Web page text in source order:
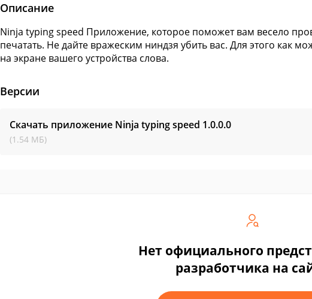
Описание
Ninja typing speed Приложение, которое поможет вам весело
печатать. Не дайте вражеским ниндзя убить вас. Для этого как
на экране вашего устройства слова.
Версии
Скачать приложение Ninja typing speed 1.0.0.0
(1.54 МБ)
Нет официального
разработчика на